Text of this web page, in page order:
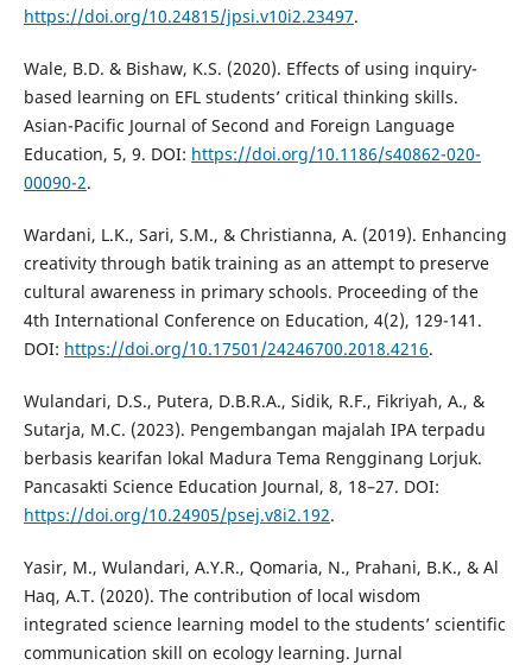
https://doi.org/10.24815/jpsi.v10i2.23497.
Wale, B.D. & Bishaw, K.S. (2020). Effects of using inquiry-
based learning on EFL students’ critical thinking skills.
Asian-Pacific Journal of Second and Foreign Language
Education, 5, 9. DOI: https://doi.org/10.1186/s40862-020-
00090-2.
Wardani, L.K., Sari, S.M., & Christianna, A. (2019). Enhancing
creativity through batik training as an attempt to preserve
cultural awareness in primary schools. Proceeding of the
4th International Conference on Education, 4(2), 129-141.
DOI: https://doi.org/10.17501/24246700.2018.4216.
Wulandari, D.S., Putera, D.B.R.A., Sidik, R.F., Fikriyah, A., &
Sutarja, M.C. (2023). Pengembangan majalah IPA terpadu
berbasis kearifan lokal Madura Tema Rengginang Lorjuk.
Pancasakti Science Education Journal, 8, 18–27. DOI:
https://doi.org/10.24905/psej.v8i2.192.
Yasir, M., Wulandari, A.Y.R., Qomaria, N., Prahani, B.K., & Al
Haq, A.T. (2020). The contribution of local wisdom
integrated science learning model to the students’ scientific
communication skill on ecology learning. Jurnal